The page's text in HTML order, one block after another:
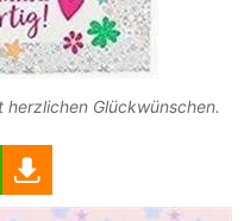
Glückwünschen.